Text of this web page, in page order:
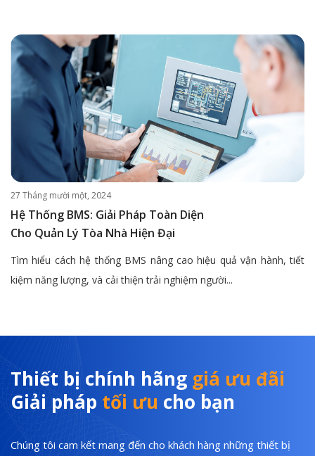
27 Tháng mười một, 2024
Hệ Thống BMS: Giải Pháp Toàn Diện
Cho Quản Lý Tòa Nhà Hiện Đại
Tìm hiểu cách hệ thống BMS nâng cao hiệu quả vận hành, tiết
kiệm năng lượng, và cải thiện trải nghiệm người...
Thiết bị chính hãng giá ưu đãi
Giải pháp tối ưu cho bạn
Chúng tôi cam kết mang đến cho khách hàng những thiết bị